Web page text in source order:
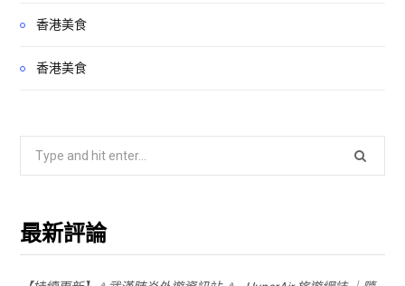
香港美食
香港美食
最新評論